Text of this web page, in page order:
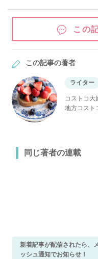
この
この記事の著者
ライター
コストコ大
地方コスト
Instagram
同じ著者の連載
新着記事が配信されたら、
ッシュ通知でお知らせ！